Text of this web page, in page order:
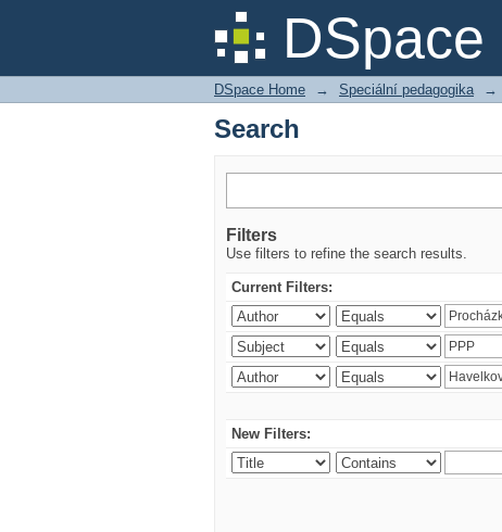
Search
DSpace Home → Speciální pedagogika →
Search
Filters
Use filters to refine the search results.
Current Filters:
New Filters: